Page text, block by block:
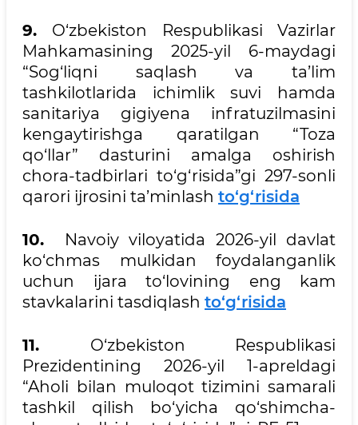
9. O‘zbekiston Respublikasi Vazirlar
Mahkamasining 2025-yil 6-maydagi
“Sog‘liqni saqlash va ta’lim
tashkilotlarida ichimlik suvi hamda
sanitariya gigiyena infratuzilmasini
kengaytirishga qaratilgan “Toza
qo‘llar” dasturini amalga oshirish
chora-tadbirlari to‘g‘risida”gi 297-sonli
qarori ijrosini ta’minlash to‘g‘risida
10.
Navoiy viloyatida 2026-yil davlat
ko‘chmas mulkidan foydalanganlik
uchun ijara to‘lovining eng kam
stavkalarini tasdiqlash to‘g‘risida
11. O‘zbekiston Respublikasi
Prezidentining 2026-yil 1-apreldagi
“Aholi bilan muloqot tizimini samarali
tashkil qilish bo‘yicha qo‘shimcha-